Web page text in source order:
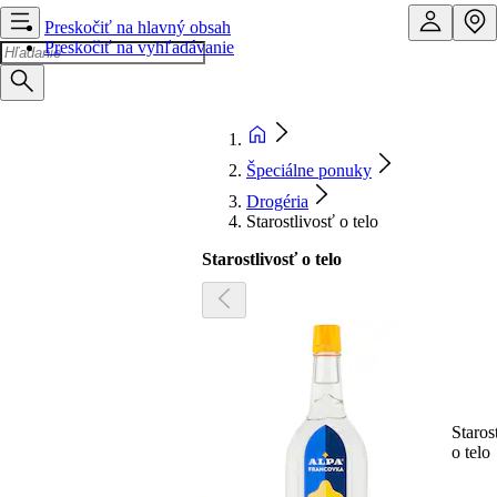
Preskočiť na hlavný obsah
Preskočiť na vyhľadávanie
Špeciálne ponuky
Drogéria
Starostlivosť o telo
Starostlivosť o telo
o telo